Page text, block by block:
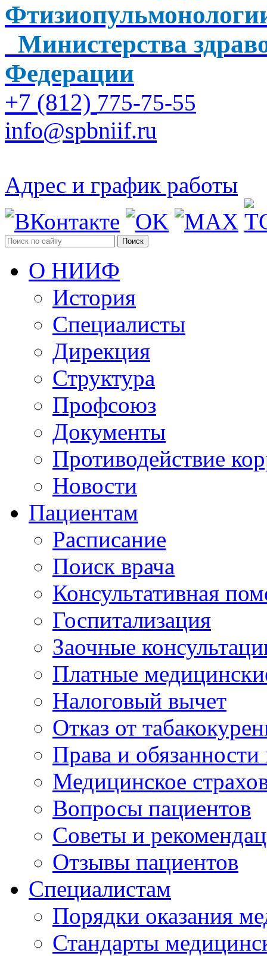
Министерства
Федерации
+7 (812) 775-75-55
info@spbniif.ru
Адрес и график работы
Поиск
О НИИФ
История
Специалисты
Дирекция
Структура
Профсоюз
Документы
Противодействие
Новости
Пациентам
Расписание
Поиск врача
Консультативная
Госпитализация
Заочные
Платные
Налоговый вычет
Отказ от
Права и
Медицинское
Вопросы пациентов
Советы и
Отзывы пациентов
Специалистам
Порядки оказания
Стандарты